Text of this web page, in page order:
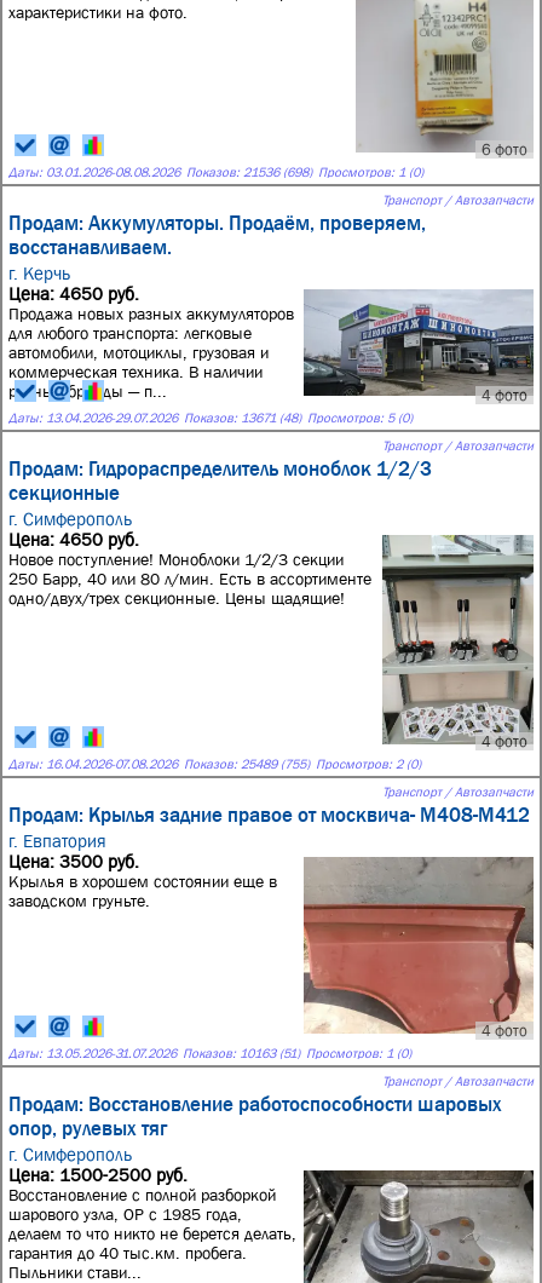
6 фото
характеристики на фото.
Даты: 03.01.2026-08.08.2026 Показов: 21536 (698) Просмотров: 1 (0)
Транспорт / Автозапчасти
Продам: Аккумуляторы. Продаём, проверяем,
восстанавливаем.
г. Керчь
4 фото
Цена: 4650 руб.
Продажа новых разных аккумуляторов
для любого транспорта: легковые
автомобили, мотоциклы, грузовая и
коммерческая техника. В наличии
разные бренды — п...
Даты: 13.04.2026-29.07.2026 Показов: 13671 (48) Просмотров: 5 (0)
Транспорт / Автозапчасти
Продам: Гидрораспределитель моноблок 1/2/3
секционные
г. Симферополь
4 фото
Цена: 4650 руб.
Новое поступление! Моноблоки 1/2/3 секции
250 Барр, 40 или 80 л/мин. Есть в ассортименте
одно/двух/трех секционные. Цены щадящие!
Даты: 16.04.2026-07.08.2026 Показов: 25489 (755) Просмотров: 2 (0)
Транспорт / Автозапчасти
Продам: Крылья задние правое от москвича- М408-М412
г. Евпатория
4 фото
Цена: 3500 руб.
Крылья в хорошем состоянии еще в
заводском груньте.
Даты: 13.05.2026-31.07.2026 Показов: 10163 (51) Просмотров: 1 (0)
Транспорт / Автозапчасти
Продам: Восстановление работоспособности шаровых
опор, рулевых тяг
г. Симферополь
Цена: 1500-2500 руб.
Восстановление с полной разборкой
шарового узла, ОР с 1985 года,
делаем то что никто не берется делать,
гарантия до 40 тыс.км. пробега.
Пыльники стави...